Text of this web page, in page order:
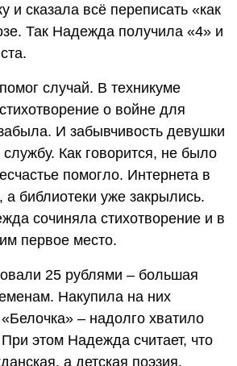
и сказала всё переписать «как
Так Надежда получила «4» и
случай. В техникуме
о войне для
И забывчивость девушки
Как говорится, не было
помогло. Интернета в
библиотеки уже закрылись.
сочиняла стихотворение и в
первое место.
25 рублями – большая
Накупила на них
– надолго хватило
этом Надежда считает, что
а детская поэзия.